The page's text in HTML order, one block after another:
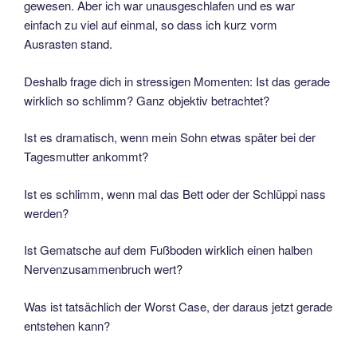
gewesen. Aber ich war unausgeschlafen und es war
einfach zu viel auf einmal, so dass ich kurz vorm
Ausrasten stand.
Deshalb frage dich in stressigen Momenten: Ist das gerade
wirklich so schlimm? Ganz objektiv betrachtet?
Ist es dramatisch, wenn mein Sohn etwas später bei der
Tagesmutter ankommt?
Ist es schlimm, wenn mal das Bett oder der Schlüppi nass
werden?
Ist Gematsche auf dem Fußboden wirklich einen halben
Nervenzusammenbruch wert?
Was ist tatsächlich der Worst Case, der daraus jetzt gerade
entstehen kann?